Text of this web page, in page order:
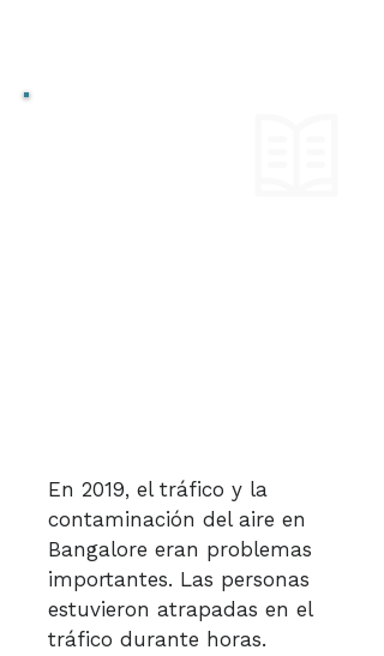
En 2019, el tráfico y la
contaminación del aire en
Bangalore eran problemas
importantes. Las personas
estuvieron atrapadas en el
tráfico durante horas.